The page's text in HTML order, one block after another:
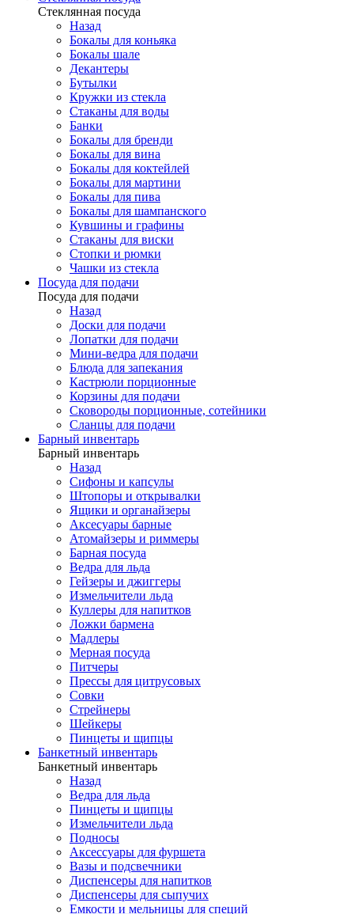
Стеклянная посуда
Назад
Бокалы для коньяка
Бокалы шале
Декантеры
Бутылки
Кружки из стекла
Стаканы для воды
Банки
Бокалы для бренди
Бокалы для вина
Бокалы для коктейлей
Бокалы для мартини
Бокалы для пива
Бокалы для шампанского
Кувшины и графины
Стаканы для виски
Стопки и рюмки
Чашки из стекла
Посуда для подачи
Посуда для подачи
Назад
Доски для подачи
Лопатки для подачи
Мини-ведра для подачи
Блюда для запекания
Кастрюли порционные
Корзины для подачи
Сковороды порционные, сотейники
Сланцы для подачи
Барный инвентарь
Барный инвентарь
Назад
Сифоны и капсулы
Штопоры и открывалки
Ящики и органайзеры
Аксесуары барные
Атомайзеры и риммеры
Барная посуда
Ведра для льда
Гейзеры и джиггеры
Измельчители льда
Куллеры для напитков
Ложки бармена
Мадлеры
Мерная посуда
Питчеры
Прессы для цитрусовых
Совки
Стрейнеры
Шейкеры
Пинцеты и щипцы
Банкетный инвентарь
Банкетный инвентарь
Назад
Ведра для льда
Пинцеты и щипцы
Измельчители льда
Подносы
Аксессуары для фуршета
Вазы и подсвечники
Диспенсеры для напитков
Диспенсеры для сыпучих
Емкости и мельницы для специй